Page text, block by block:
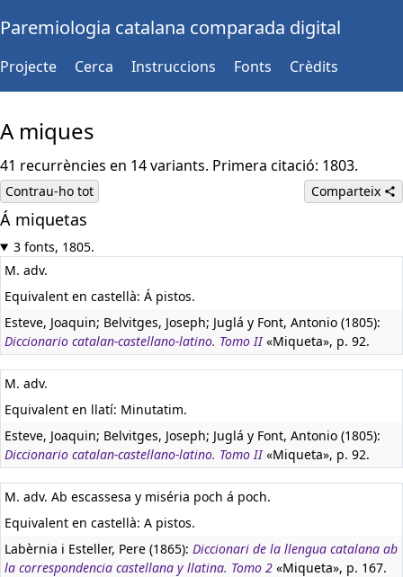
Paremiologia catalana comparada digital
Projecte Cerca Instruccions Fonts Crèdits
A miques
41 recurrències en 14 variants. Primera citació: 1803.
Contrau-ho tot Comparteix
Á miquetas
3 fonts, 1805.
M. adv.
Equivalent en castellà: Á pistos.
Esteve, Joaquin; Belvitges, Joseph; Juglá y Font, Antonio (1805):
Diccionario catalan-castellano-latino. Tomo II«Miqueta», p. 92.
M. adv.
Equivalent en llatí: Minutatim.
Esteve, Joaquin; Belvitges, Joseph; Juglá y Font, Antonio (1805):
Diccionario catalan-castellano-latino. Tomo II«Miqueta», p. 92.
M. adv. Ab escassesa y miséria poch á poch.
Equivalent en castellà: A pistos.
Labèrnia i Esteller, Pere (1865): Diccionari de la llengua catalana ab
la correspondencia castellana y llatina. Tomo 2 «Miqueta», p. 167.